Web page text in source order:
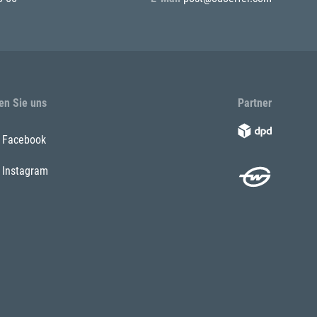
Sie uns
Facebook
Instagram
Partner